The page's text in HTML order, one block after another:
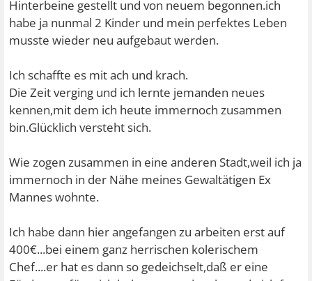
Hinterbeine gestellt und von neuem begonnen.ich
habe ja nunmal 2 Kinder und mein perfektes Leben
musste wieder neu aufgebaut werden.
Ich schaffte es mit ach und krach.
Die Zeit verging und ich lernte jemanden neues
kennen,mit dem ich heute immernoch zusammen
bin.Glücklich versteht sich.
Wie zogen zusammen in eine anderen Stadt,weil ich ja
immernoch in der Nähe meines Gewaltätigen Ex
Mannes wohnte.
Ich habe dann hier angefangen zu arbeiten erst auf
400€...bei einem ganz herrischen kolerischem
Chef....er hat es dann so gedeichselt,daß er eine